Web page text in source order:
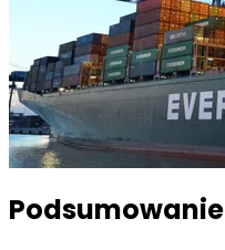
Podsumowanie